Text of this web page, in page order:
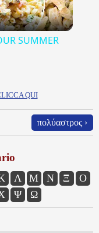
SUMMER
QUI
πολύαστρος ›
Λ Μ Ν Ξ
Ο
Ψ Ω